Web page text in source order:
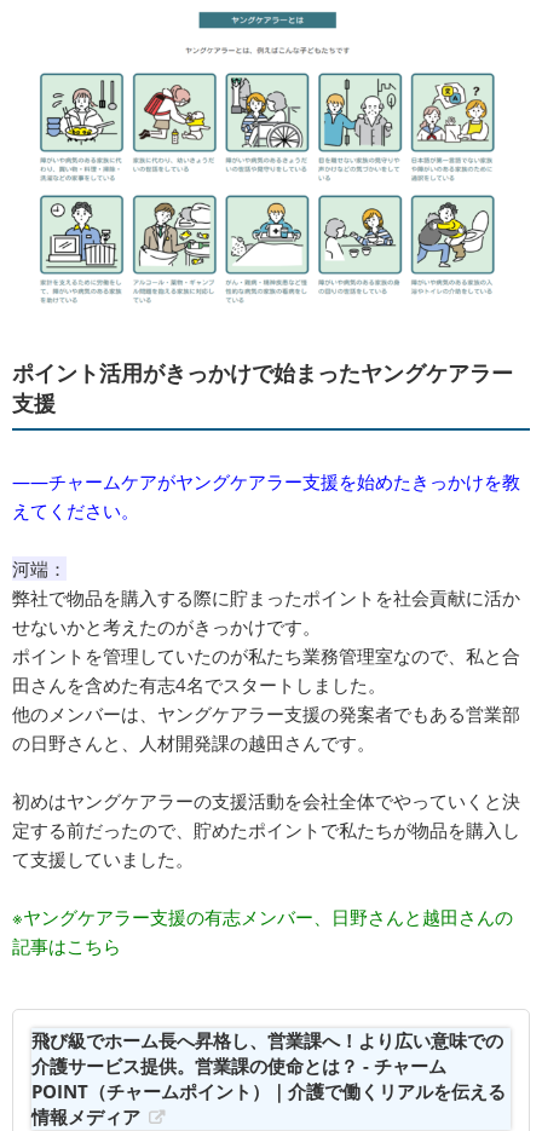
ポイント活用がきっかけで始まったヤングケアラー
支援
――チャームケアがヤングケアラー支援を始めたきっかけを教
えてください。
河端：
弊社で物品を購入する際に貯まったポイントを社会貢献に活か
せないかと考えたのがきっかけです。
ポイントを管理していたのが私たち業務管理室なので、私と合
田さんを含めた有志4名でスタートしました。
他のメンバーは、ヤングケアラー支援の発案者でもある営業部
の日野さんと、人材開発課の越田さんです。
初めはヤングケアラーの支援活動を会社全体でやっていくと決
定する前だったので、貯めたポイントで私たちが物品を購入し
て支援していました。
※ヤングケアラー支援の有志メンバー、日野さんと越田さんの
記事はこちら
飛び級でホーム長へ昇格し、営業課へ！より広い意味での
介護サービス提供。営業課の使命とは？ - チャーム
POINT（チャームポイント）｜介護で働くリアルを伝える
情報メディア